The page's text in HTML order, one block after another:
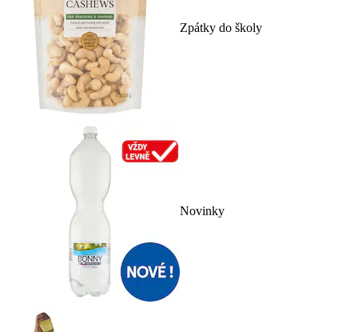
Zpátky do školy
Novinky